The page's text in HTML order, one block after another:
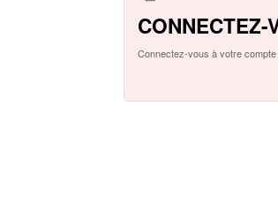
CONNECTEZ-
Connectez-vous à votre